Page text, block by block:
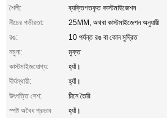
শৈলী:
ব্যক্তিগতকৃত কাস্টমাইজেশন
নীচের গভীরতা:
25MM, অথবা কাস্টমাইজেশন অনুযায়ী
রঙ:
10 পর্যন্ত রঙ বা কোন মুদ্রিত
নমুনা:
মুক্ত
কাস্টমাইজযোগ্য:
হ্যাঁ।
দীর্ঘস্থায়ী:
হ্যাঁ।
উৎপত্তি দেশ:
চীনে তৈরি
স্পষ্ট অবৈধ প্রভাব
হ্যাঁ।